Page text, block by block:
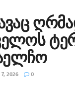
2026 0